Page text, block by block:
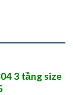
3 tầng size